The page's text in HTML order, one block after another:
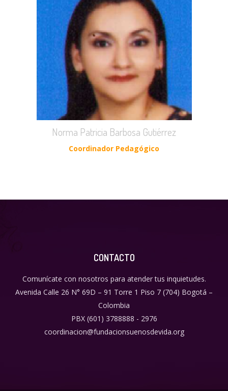
Norma Patricia Barbosa Gutiérrez
Coordinador Pedagógico
CONTACTO
Comunícate con nosotros para atender tus inquietudes.
Avenida Calle 26 N° 69D – 91 Torre 1 Piso 7 (704) Bogotá –
Colombia
PBX (601) 3788888 - 2976
coordinacion@fundacionsuenosdevida.org